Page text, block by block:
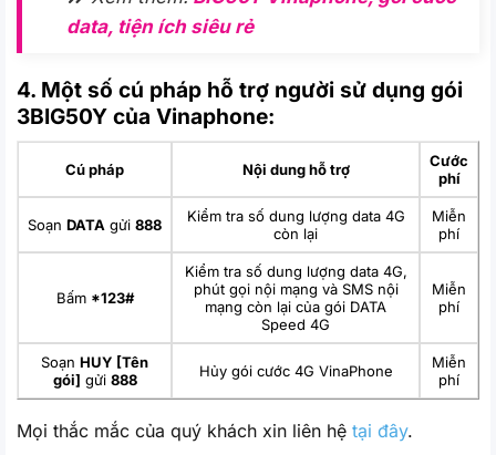
data, tiện ích siêu rẻ
4. Một số cú pháp hỗ trợ người sử dụng gói
3BIG50Y của Vinaphone:
Cú pháp Nội dung hỗ trợ
Cước
phí
Soạn DATA gửi 888
Kiểm tra số dung lượng data 4G
còn lại
Miễn
phí
Bấm *123#
Kiểm tra số dung lượng data 4G,
phút gọi nội mạng và SMS nội
mạng còn lại của gói DATA
Speed 4G
Miễn
phí
Soạn HUY [Tên
gói] gửi 888 Hủy gói cước 4G VinaPhone
Miễn
phí
Mọi thắc mắc của quý khách xin liên hệ tại đây.